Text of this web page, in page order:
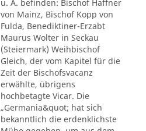
u. A. befinden: Bischof Haffner
von Mainz, Bischof Kopp von
Fulda, Benediktiner-Erzabt
Maurus Wolter in Seckau
(Steiermark) Weihbischof
Gleich, der vom Kapitel für die
Zeit der Bischofsvacanz
erwählte, übrigens
hochbetagte Vicar. Die
„Germania&quot; hat sich
bekanntlich die erdenklichste